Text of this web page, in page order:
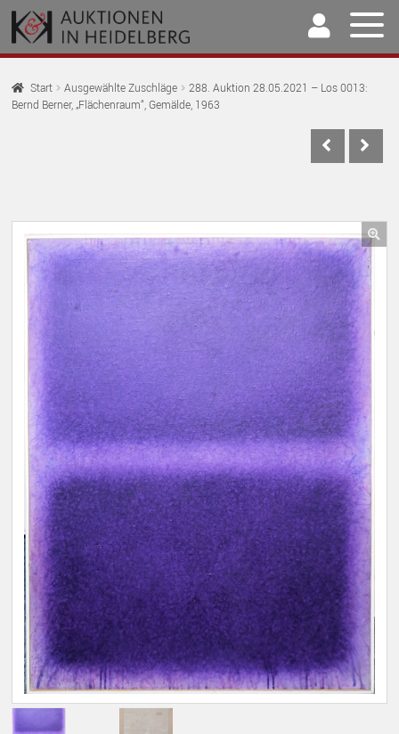
Zur
Navigation
springen
Springe
zum
Inhalt
Home
Unser Team
Kontakt
Start Ausgewählte Zuschläge
288. Auktion 28.05.2021 – Los 0013:
Bernd Berner, „Flächenraum“, Gemälde, 1963
🔍